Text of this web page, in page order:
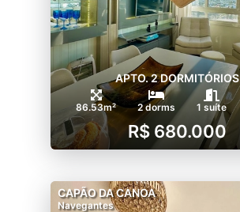
APTO. 2 DORMITÓRIOS
86.53m² 2 dorms 1 suíte
R$ 680.000
CAPÃO DA CANOA
Navegantes